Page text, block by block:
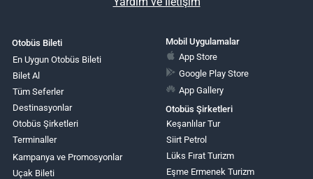
Otobüs Bileti
En Uygun Otobüs Bileti
Bilet Al
Tüm Seferler
Destinasyonlar
Otobüs Şirketleri
Terminaller
Kampanya ve Promosyonlar
Uçak Bileti
Mobil Uygulamalar
App Store
Google Play Store
App Gallery
Otobüs Şirketleri
Keşanlılar Tur
Siirt Petrol
Lüks Fırat Turizm
Eşme Ermenek Turizm